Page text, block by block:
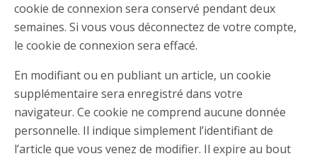
cookie de connexion sera conservé pendant deux
semaines. Si vous vous déconnectez de votre compte,
le cookie de connexion sera effacé.
En modifiant ou en publiant un article, un cookie
supplémentaire sera enregistré dans votre
navigateur. Ce cookie ne comprend aucune donnée
personnelle. Il indique simplement l’identifiant de
l’article que vous venez de modifier. Il expire au bout